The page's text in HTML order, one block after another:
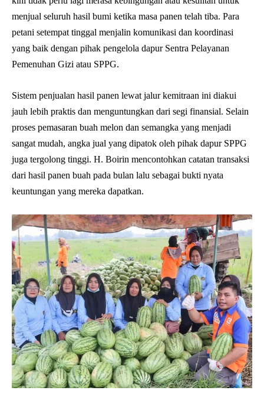
menjual seluruh hasil bumi ketika masa panen telah tiba. Para
petani setempat tinggal menjalin komunikasi dan koordinasi
yang baik dengan pihak pengelola dapur Sentra Pelayanan
Pemenuhan Gizi atau SPPG.
Sistem penjualan hasil panen lewat jalur kemitraan ini diakui
jauh lebih praktis dan menguntungkan dari segi finansial. Selain
proses pemasaran buah melon dan semangka yang menjadi
sangat mudah, angka jual yang dipatok oleh pihak dapur SPPG
juga tergolong tinggi. H. Boirin mencontohkan catatan transaksi
dari hasil panen buah pada bulan lalu sebagai bukti nyata
keuntungan yang mereka dapatkan.